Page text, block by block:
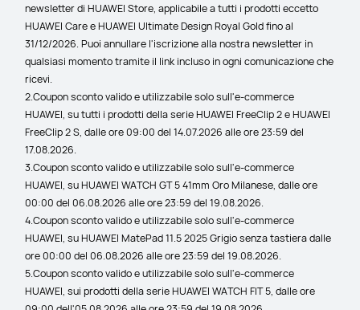
newsletter di HUAWEI Store, applicabile a tutti i prodotti eccetto
HUAWEI Care e HUAWEI Ultimate Design Royal Gold fino al
31/12/2026. Puoi annullare l'iscrizione alla nostra newsletter in
qualsiasi momento tramite il link incluso in ogni comunicazione che
ricevi.
2.Coupon sconto valido e utilizzabile solo sull'e-commerce
HUAWEI, su tutti i prodotti della serie HUAWEI FreeClip 2 e HUAWEI
FreeClip 2 S, dalle ore 09:00 del 14.07.2026 alle ore 23:59 del
17.08.2026.
3.Coupon sconto valido e utilizzabile solo sull'e-commerce
HUAWEI, su HUAWEI WATCH GT 5 41mm Oro Milanese, dalle ore
00:00 del 06.08.2026 alle ore 23:59 del 19.08.2026.
4.Coupon sconto valido e utilizzabile solo sull'e-commerce
HUAWEI, su HUAWEI MatePad 11.5 2025 Grigio senza tastiera dalle
ore 00:00 del 06.08.2026 alle ore 23:59 del 19.08.2026.
5.Coupon sconto valido e utilizzabile solo sull'e-commerce
HUAWEI, sui prodotti della serie HUAWEI WATCH FIT 5, dalle ore